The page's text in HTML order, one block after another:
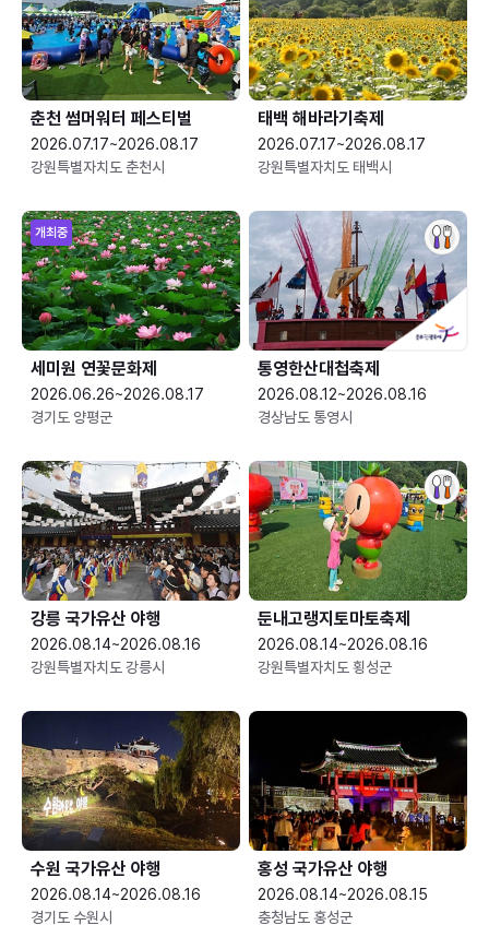
춘천 썸머워터 페스티벌
2026.07.17~2026.08.17
강원특별자치도 춘천시
태백 해바라기축제
2026.07.17~2026.08.17
강원특별자치도 태백시
개최중
세미원 연꽃문화제
2026.06.26~2026.08.17
경기도 양평군
통영한산대첩축제
2026.08.12~2026.08.16
경상남도 통영시
강릉 국가유산 야행
2026.08.14~2026.08.16
강원특별자치도 강릉시
둔내고랭지토마토축제
2026.08.14~2026.08.16
강원특별자치도 횡성군
수원 국가유산 야행
2026.08.14~2026.08.16
경기도 수원시
홍성 국가유산 야행
2026.08.14~2026.08.15
충청남도 홍성군